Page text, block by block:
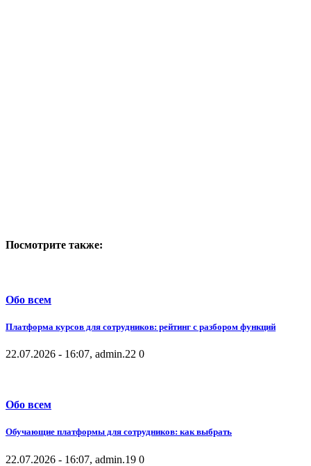
Посмотрите также:
Обо всем
Платформа курсов для сотрудников: рейтинг с разбором функций
22.07.2026 - 16:07, admin.22 0
Обо всем
Обучающие платформы для сотрудников: как выбрать
22.07.2026 - 16:07, admin.19 0